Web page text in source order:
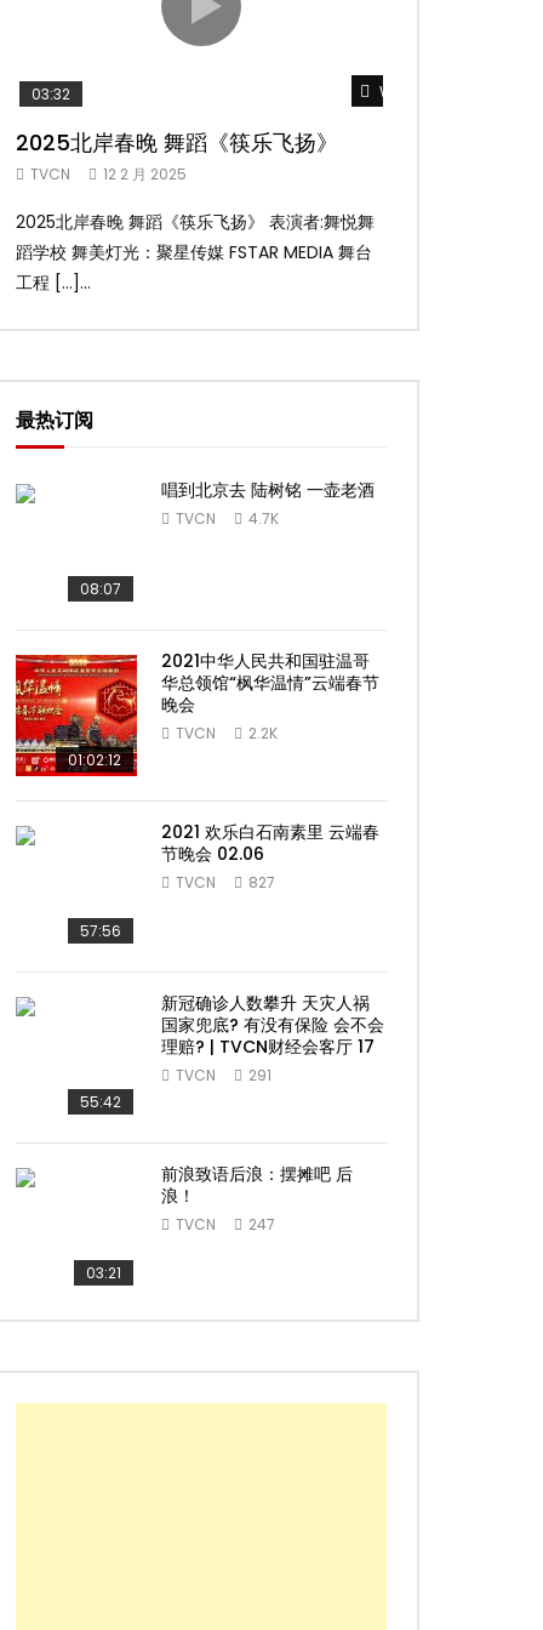
Watch Later
03:32
2025北岸春晚 舞蹈《筷乐飞扬》
TVCN 12 2 月 2025
2025北岸春晚 舞蹈《筷乐飞扬》 表演者:舞悦舞
蹈学校 舞美灯光：聚星传媒 FSTAR MEDIA 舞台
工程 […]...
最热订阅
08:07
唱到北京去 陆树铭 一壶老酒
TVCN 4.7K
01:02:12
2021中华人民共和国驻温哥
华总领馆“枫华温情”云端春节
晚会
TVCN 2.2K
57:56
2021 欢乐白石南素里 云端春
节晚会 02.06
TVCN 827
55:42
新冠确诊人数攀升 天灾人祸
国家兜底? 有没有保险 会不会
理赔? | TVCN财经会客厅 17
TVCN 291
03:21
前浪致语后浪：摆摊吧 后
浪！
TVCN 247